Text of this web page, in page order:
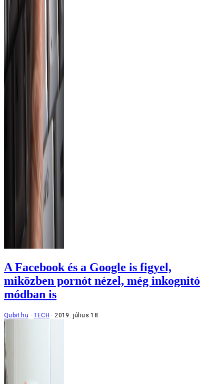
A Facebook és a Google is figyel,
miközben pornót nézel, még inkognitó
módban is
Qubit.hu TECH 2019. július 18.